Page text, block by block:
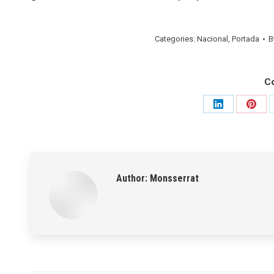
Categories: Nacional , Portada
Share
Author: Monsserrat